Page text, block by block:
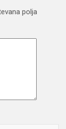
polja